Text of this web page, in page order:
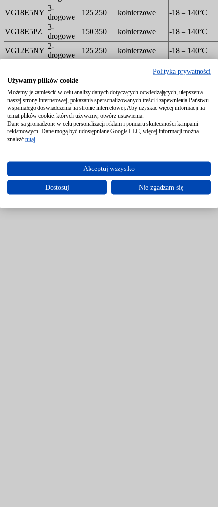
VG18E5NY
3-
drogowe
125 250 kołnierzowe -18 – 140°C
VG18E5PZ
3-
drogowe
150350 kołnierzowe -18 – 140°C
VG12E5NY
2-
drogowe
125250 kołnierzowe -18 – 140°C
kołnierzowe -18 – 140°C
Polityka prywatności
Używamy plików cookie
Możemy je zamieścić w celu analizy danych dotyczących odwiedzających, ulepszenia
naszej strony internetowej, pokazania spersonalizowanych treści i zapewnienia Państwu
wspaniałego doświadczenia na stronie internetowej. Aby uzyskać więcej informacji na
temat plików cookie, których używamy, otwórz ustawienia.
Dane są gromadzone w celu personalizacji reklam i pomiaru skuteczności kampanii
reklamowych. Dane mogą być udostępniane Google LLC, więcej informacji można
znaleźć tutaj
Akceptuj wszystko
Dostosuj Nie zgadzam się